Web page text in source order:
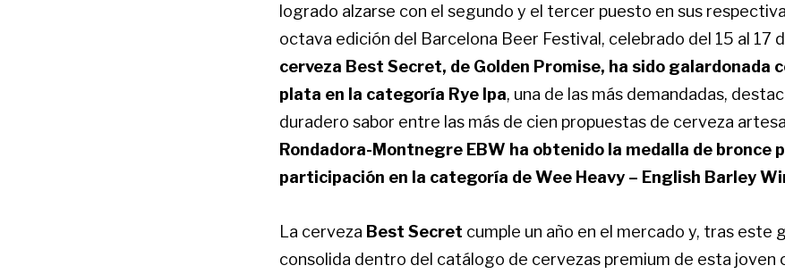
logrado alzarse con el segundo y el tercer puesto en sus
octava edición del Barcelona Beer Festival, celebrado del 15 al 17
cerveza Best Secret, de Golden Promise, ha sido galardonada
plata en la categoría Rye Ipa, una de las más demandadas,
duradero sabor entre las más de cien propuestas de cerveza
Rondadora-Montnegre EBW ha obtenido la medalla de bronce
participación en la categoría de Wee Heavy – English Barley
La cerveza Best Secret cumple un año en el mercado y, tras este
consolida dentro del catálogo de cervezas premium de esta joven